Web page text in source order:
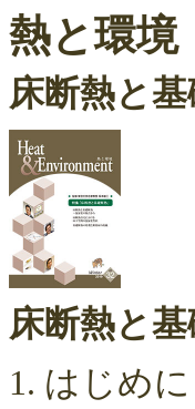
熱と環
床断熱と
床断熱と
1. はじめ